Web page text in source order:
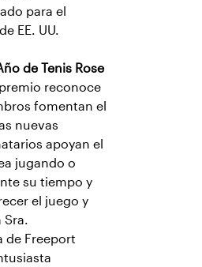
para el
EE. UU.
de Tenis Rose
reconoce
fomentan el
nuevas
apoyan el
jugando o
su tiempo y
el juego y
Sra.
de Freeport